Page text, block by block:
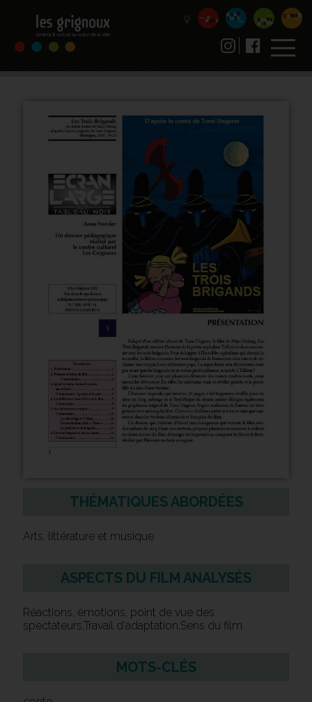
THÉMATIQUES ABORDÉES
Arts, littérature et musique
ASPECTS DU FILM ANALYSÉS
Réactions, émotions, point de vue des
spectateurs,Travail d'adaptation,Sens du film
MOTS-CLÉS